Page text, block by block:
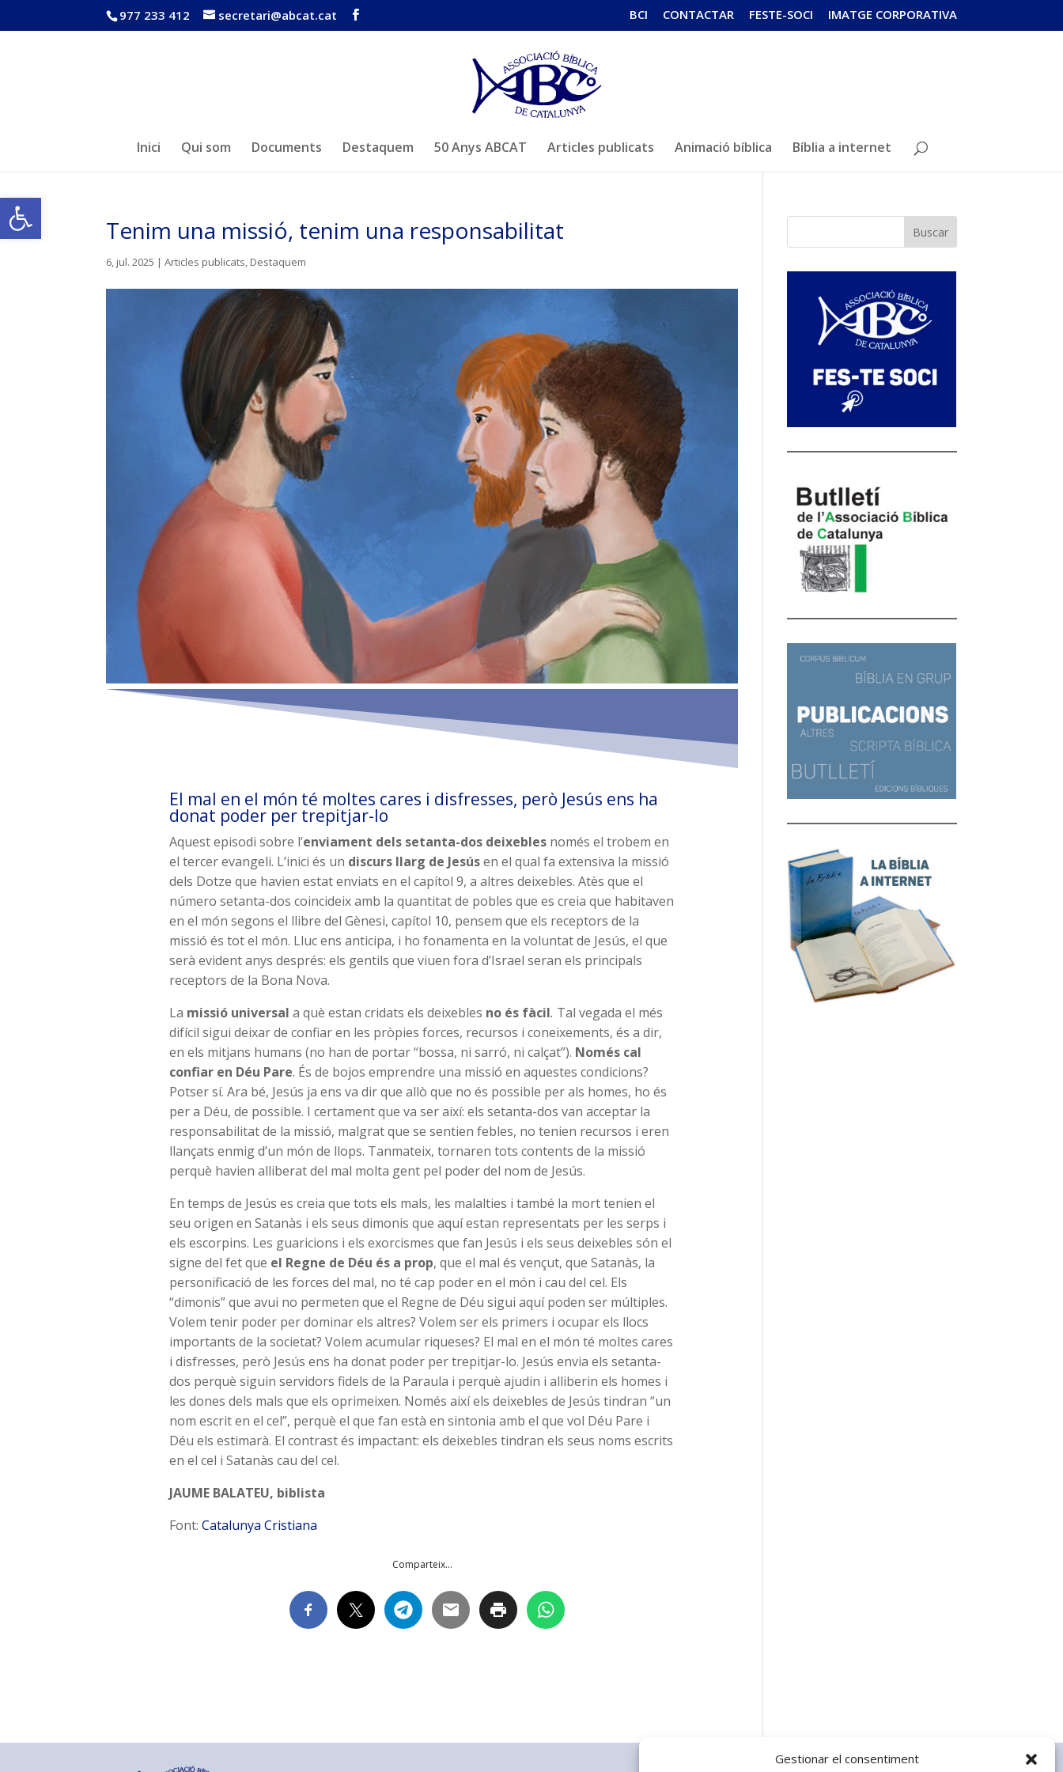
Obre la barra d'eines
Gestionar el consentiment
977 233 412 secretari@abcat.cat BCI CONTACTAR FESTE-SOCI IMATGE CORPORATIVA
Inici Qui som Documents Destaquem 50 Anys ABCAT Articles publicats Animació bíblica Bíblia a internet
Tenim una missió, tenim una responsabilitat
6, jul. 2025 |Articles publicats, Destaquem
El mal en el món té moltes cares i disfresses, però Jesús ens ha
donat poder per trepitjar-lo
Aquest episodi sobre l’enviament dels setanta-dos deixebles només el trobem en
el tercer evangeli. L’inici és un discurs llarg de Jesúsen el qual fa extensiva la missió
dels Dotze que havien estat enviats en el capítol 9, a altres deixebles. Atès que el
número setanta-dos coincideix amb la quantitat de pobles que es creia que habitaven
en el món segons el llibre del Gènesi, capítol 10, pensem que els receptors de la
missió és tot el món. Lluc ens anticipa, i ho fonamenta en la voluntat de Jesús, el que
serà evident anys després: els gentils que viuen fora d’Israel seran els principals
receptors de la Bona Nova.
La missió universala què estan cridats els deixebles no és fàcil. Tal vegada el més
difícil sigui deixar de confiar en les pròpies forces, recursos i coneixements, és a dir,
en els mitjans humans (no han de portar “bossa, ni sarró, ni calçat”). Només cal
confiar en Déu Pare. És de bojos emprendre una missió en aquestes condicions?
Potser sí. Ara bé, Jesús ja ens va dir que allò que no és possible per als homes, ho és
per a Déu, de possible. I certament que va ser així: els setanta-dos van acceptar la
responsabilitat de la missió, malgrat que se sentien febles, no tenien recursos i eren
llançats enmig d’un món de llops. Tanmateix, tornaren tots contents de la missió
perquè havien alliberat del mal molta gent pel poder del nom de Jesús.
En temps de Jesús es creia que tots els mals, les malalties i també la mort tenien el
seu origen en Satanàs i els seus dimonis que aquí estan representats per les serps i
els escorpins. Les guaricions i els exorcismes que fan Jesús i els seus deixebles són el
signe del fet que el Regne de Déu és a prop, que el mal és vençut, que Satanàs, la
personificació de les forces del mal, no té cap poder en el món i cau del cel. Els
“dimonis” que avui no permeten que el Regne de Déu sigui aquí poden ser múltiples.
Volem tenir poder per dominar els altres? Volem ser els primers i ocupar els llocs
importants de la societat? Volem acumular riqueses? El mal en el món té moltes cares
i disfresses, però Jesús ens ha donat poder per trepitjar-lo. Jesús envia els setanta-
dos perquè siguin servidors fidels de la Paraula i perquè ajudin i alliberin els homes i
les dones dels mals que els oprimeixen. Només així els deixebles de Jesús tindran “un
nom escrit en el cel”, perquè el que fan està en sintonia amb el que vol Déu Pare i
Déu els estimarà. El contrast és impactant: els deixebles tindran els seus noms escrits
en el cel i Satanàs cau del cel.
JAUME BALATEU, biblista
Font:Catalunya Cristiana
Comparteix...
Buscar